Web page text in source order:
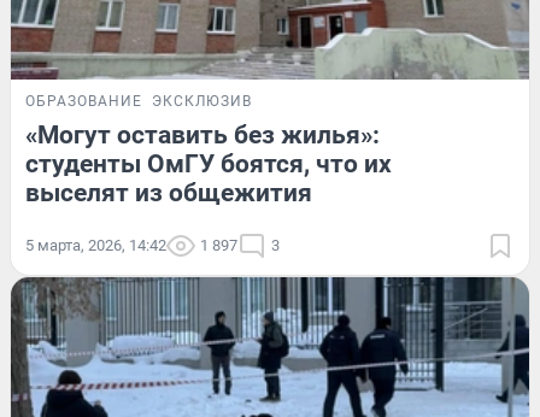
ОБРАЗОВАНИЕ ЭКСКЛЮЗИВ
«Могут оставить без жилья»:
студенты ОмГУ боятся, что их
выселят из общежития
5 марта, 2026, 14:42 1 897 3